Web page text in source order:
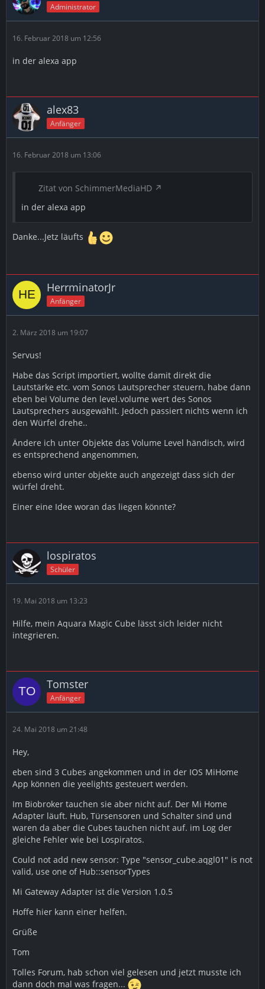
Administrator
16. Februar 2018 um 12:56
in der alexa app
alex83
Anfänger
16. Februar 2018 um 13:06
Zitat von SchimmerMediaHD
in der alexa app
Danke...Jetz läufts
HerrminatorJr
Anfänger
2. März 2018 um 19:07
Servus!
Habe das Script importiert, wollte damit direkt die
Lautstärke etc. vom Sonos Lautsprecher steuern, habe dann
eben bei Volume den level.volume wert des Sonos
Lautsprechers ausgewählt. Jedoch passiert nichts wenn ich
den Würfel drehe..
Ändere ich unter Objekte das Volume Level händisch, wird
es entsprechend angenommen,
ebenso wird unter objekte auch angezeigt dass sich der
würfel dreht.
Einer eine Idee woran das liegen könnte?
lospiratos
Schüler
19. Mai 2018 um 13:23
Hilfe, mein Aquara Magic Cube lässt sich leider nicht
integrieren.
Tomster
Anfänger
24. Mai 2018 um 21:48
Hey,
eben sind 3 Cubes angekommen und in der IOS MiHome
App können die yeelights gesteuert werden.
Im Biobroker tauchen sie aber nicht auf. Der Mi Home
Adapter läuft. Hub, Türsensoren und Schalter sind und
waren da aber die Cubes tauchen nicht auf. im Log der
gleiche Fehler wie bei Lospiratos.
Could not add new sensor: Type "sensor_cube.aqgl01" is not
valid, use one of Hub::sensorTypes
Mi Gateway Adapter ist die Version 1.0.5
Hoffe hier kann einer helfen.
Grüße
Tom
Tolles Forum, hab schon viel gelesen und jetzt musste ich
dann doch mal was fragen...